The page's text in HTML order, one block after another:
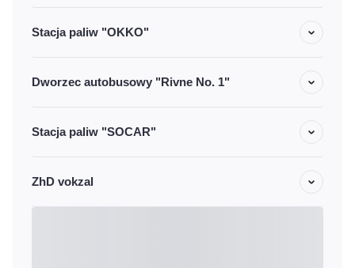
Stacja paliw "OKKO"
Dworzec autobusowy "Rivne No. 1"
Stacja paliw "SOCAR"
ZhD vokzal